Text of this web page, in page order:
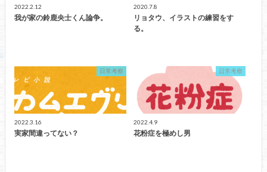
2022.2.12
我が家の鈴鹿央士くん論争。
2020.7.8
リョタウ、イラストの練習をす
る。
日常考察
2022.3.16
実家間違ってない？
日常考察
2022.4.9
花粉症を極めし男